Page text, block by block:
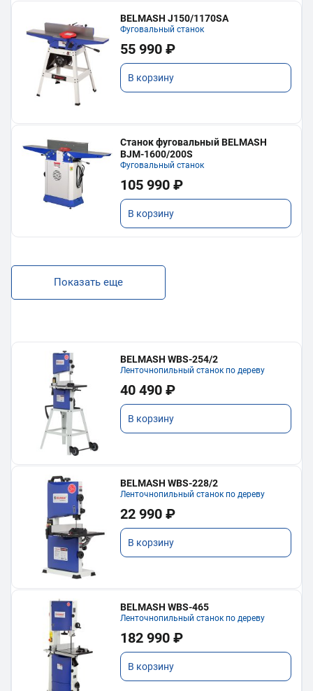
BELMASH J150/1170SA
Фуговальный станок
55 990 ₽
В корзину
Станок фуговальный BELMASH
BJM-1600/200S
Фуговальный станок
105 990 ₽
В корзину
Показать еще
BELMASH WBS-254/2
Ленточнопильный станок по дереву
40 490 ₽
В корзину
BELMASH WBS-228/2
Ленточнопильный станок по дереву
22 990 ₽
В корзину
BELMASH WBS-465
Ленточнопильный станок по дереву
182 990 ₽
В корзину